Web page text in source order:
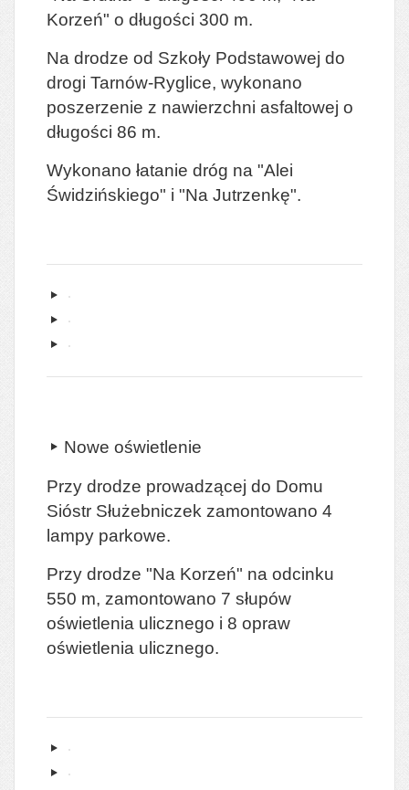
Korzeń" o długości 300 m.
Na drodze od Szkoły Podstawowej do
drogi Tarnów-Ryglice, wykonano
poszerzenie z nawierzchni asfaltowej o
długości 86 m.
Wykonano łatanie dróg na "Alei
Świdzińskiego" i "Na Jutrzenkę".
Nowe oświetlenie
Przy drodze prowadzącej do Domu
Sióstr Służebniczek zamontowano 4
lampy parkowe.
Przy drodze "Na Korzeń" na odcinku
550 m, zamontowano 7 słupów
oświetlenia ulicznego i 8 opraw
oświetlenia ulicznego.